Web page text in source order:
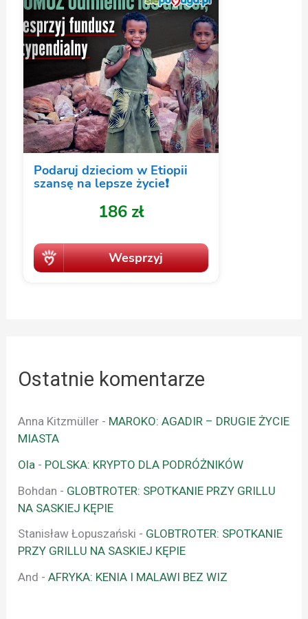
Ostatnie komentarze
Anna Kitzmüller - MAROKO: AGADIR – DRUGIE ŻYCIE
MIASTA
Ola - POLSKA: KRYPTO DLA PODRÓŻNIKÓW
Bohdan - GLOBTROTER: SPOTKANIE PRZY GRILLU
NA SASKIEJ KĘPIE
Stanisław Łopuszański - GLOBTROTER: SPOTKANIE
PRZY GRILLU NA SASKIEJ KĘPIE
And -AFRYKA: KENIA I MALAWI BEZ WIZ